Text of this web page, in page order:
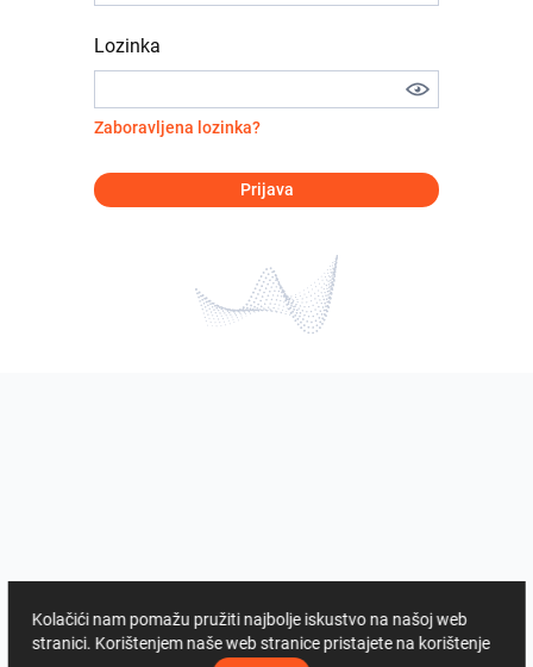
Lozinka
Zaboravljena lozinka?
Prijava
Kolačići nam pomažu pružiti najbolje iskustvo na našoj web
stranici. Korištenjem naše web stranice pristajete na korištenje